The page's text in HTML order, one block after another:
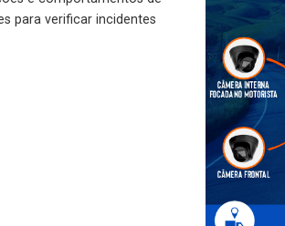
para verificar incidentes